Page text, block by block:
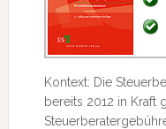
Kontext: Die
bereits 2012 in Kraft